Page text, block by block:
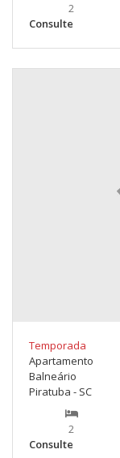
2
Consulte
Temporada
Apartamento
Balneário
Piratuba - SC
2
Consulte